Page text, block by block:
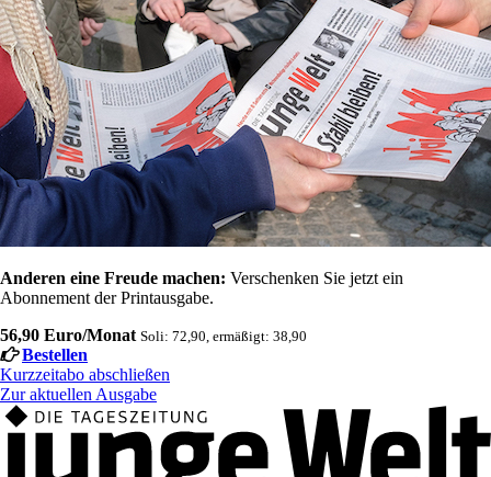
Anderen eine Freude machen: Verschenken Sie jetzt ein
Abonnement der Printausgabe.
56,90 Euro/Monat Soli: 72,90, ermäßigt: 38,90
Bestellen
Kurzzeitabo abschließen
Zur aktuellen Ausgabe